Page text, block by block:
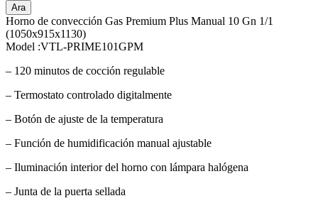
Ara
Horno de convección Gas Premium Plus Manual 10 Gn 1/1
(1050x915x1130)
Model :VTL-PRIME101GPM
– 120 minutos de cocción regulable
– Termostato controlado digitalmente
– Botón de ajuste de la temperatura
– Función de humidificación manual ajustable
– Iluminación interior del horno con lámpara halógena
– Junta de la puerta sellada